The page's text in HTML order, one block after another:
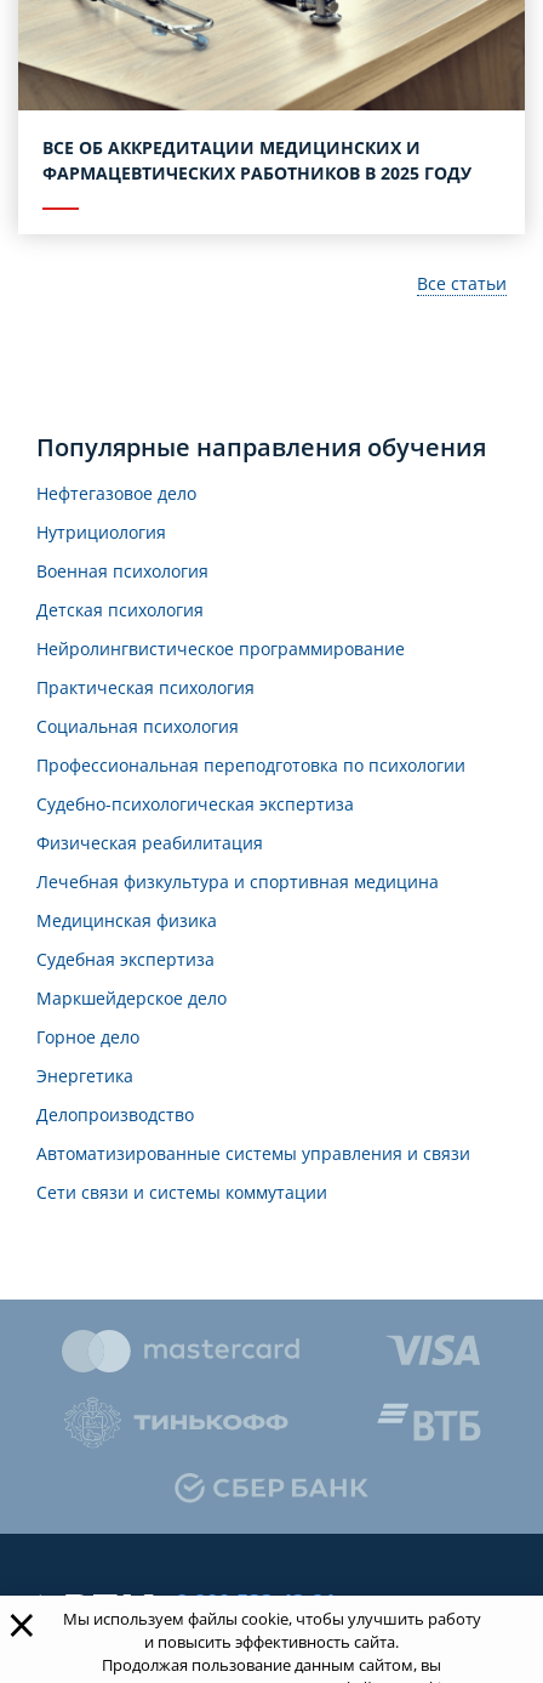
ВСЕ ОБ АККРЕДИТАЦИИ МЕДИЦИНСКИХ И
ФАРМАЦЕВТИЧЕСКИХ РАБОТНИКОВ В 2025 ГОДУ
Все статьи
Популярные направления обучения
Нефтегазовое дело
Нутрициология
Военная психология
Детская психология
Нейролингвистическое программирование
Практическая психология
Социальная психология
Профессиональная переподготовка по психологии
Судебно-психологическая экспертиза
Физическая реабилитация
Лечебная физкультура и спортивная медицина
Медицинская физика
Судебная экспертиза
Маркшейдерское дело
Горное дело
Энергетика
Делопроизводство
Автоматизированные системы управления и связи
Сети связи и системы коммутации
8 800 533-43-21
звонок по России бесплатный
×
Мы используем файлы cookie, чтобы улучшить работу
и повысить эффективность сайта.
Продолжая пользование данным сайтом, вы